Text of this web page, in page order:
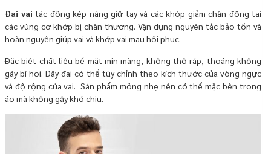
Đai vai tác động kép nâng giữ tay và các khớp giảm chấn động tại
các vùng cơ khớp bị chấn thương. Vận dụng nguyên tắc bảo tồn và
hoàn nguyên giúp vai và khớp vai mau hồi phục.
Đặc biệt chất liệu bề mặt mịn màng, không thô ráp, thoáng không
gây bí hơi. Dây đai có thể tùy chỉnh theo kích thước của vòng ngực
và độ rộng của vai. Sản phẩm mỏng nhẹ nên có thể mặc bên trong
áo mà không gây khó chịu.